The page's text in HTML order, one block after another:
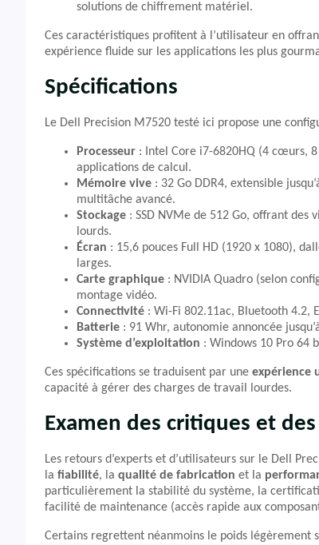
solutions de chiffrement matériel.
Ces caractéristiques profitent à l’utilisateur en
expérience fluide sur les applications les plus
Spécifications
Le Dell Precision M7520 testé ici propose une
Processeur : Intel Core i7-6820HQ (4 cœurs,
applications de calcul.
Mémoire vive : 32 Go DDR4, extensible
multitâche avancé.
Stockage : SSD NVMe de 512 Go, offrant
lourds.
Écran : 15,6 pouces Full HD (1920 x 1080),
larges.
Carte graphique : NVIDIA Quadro (selon
montage vidéo.
Connectivité : Wi-Fi 802.11ac, Bluetooth 4.2,
Batterie : 91 Whr, autonomie annoncée
Système d’exploitation : Windows 10 Pro 64
Ces spécifications se traduisent par une expérience
capacité à gérer des charges de travail lourdes.
Examen des critiques et
Les retours d’experts et d’utilisateurs sur le Dell
la fiabilité, la qualité de fabrication et la
particulièrement la stabilité du système, la
facilité de maintenance (accès rapide aux
Certains regrettent néanmoins le poids légèrement